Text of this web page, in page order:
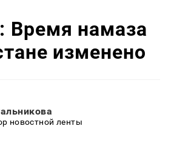
намаза
изменено
новостной ленты